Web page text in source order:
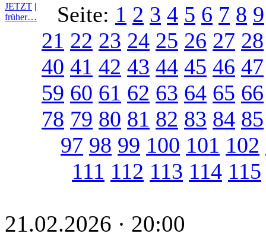
JETZT |
früher…
Seite: 1 2 3 4 5 6 7 8 9
21 22 23 24 25 26 27 28
40 41 42 43 44 45 46 47
59 60 61 62 63 64 65 66
78 79 80 81 82 83 84 85
97 98 99 100 101 102
111 112 113 114 115
21.02.2026 · 20:00